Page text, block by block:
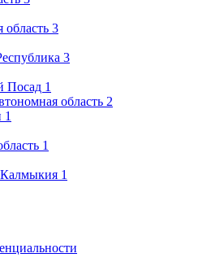
область 3
3
Посад 1
область 2
1
1
1